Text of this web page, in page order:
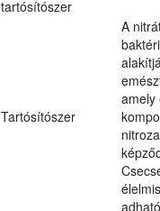
tartósítószer
Tartósítószer
A
amely